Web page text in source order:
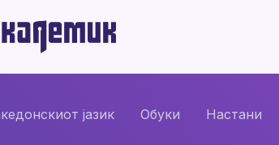
јазик Обуки Настани